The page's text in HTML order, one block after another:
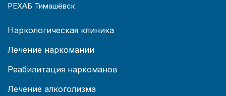
РЕХАБ Тимашёвск
Наркологическая клиника
Лечение наркомании
Реабилитация наркоманов
Лечение алкоголизма